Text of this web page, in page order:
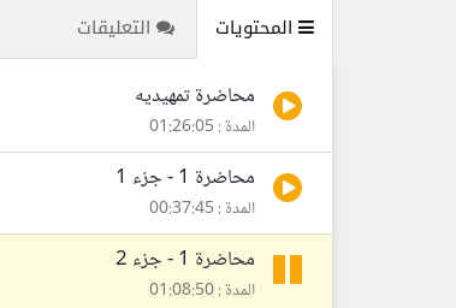
المحتويات التعليقات
محاضرة تمهيديه
المدة : 01:26:05
محاضرة 1 - جزء 1
المدة : 00:37:45
محاضرة 1 - جزء 2
المدة : 01:08:50